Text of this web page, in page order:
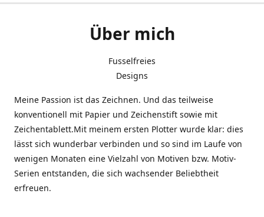
Über mich
Fusselfreies
Designs
Meine Passion ist das Zeichnen. Und das teilweise
konventionell mit Papier und Zeichenstift sowie mit
Zeichentablett.Mit meinem ersten Plotter wurde klar: dies
lässt sich wunderbar verbinden und so sind im Laufe von
wenigen Monaten eine Vielzahl von Motiven bzw. Motiv-
Serien entstanden, die sich wachsender Beliebtheit
erfreuen.